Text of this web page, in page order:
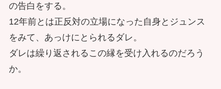
の告白をする。
12年前とは正反対の立場になった自身とジュンス
をみて、あっけにとられるダレ。
ダレは繰り返されるこの縁を受け入れるのだろう
か。